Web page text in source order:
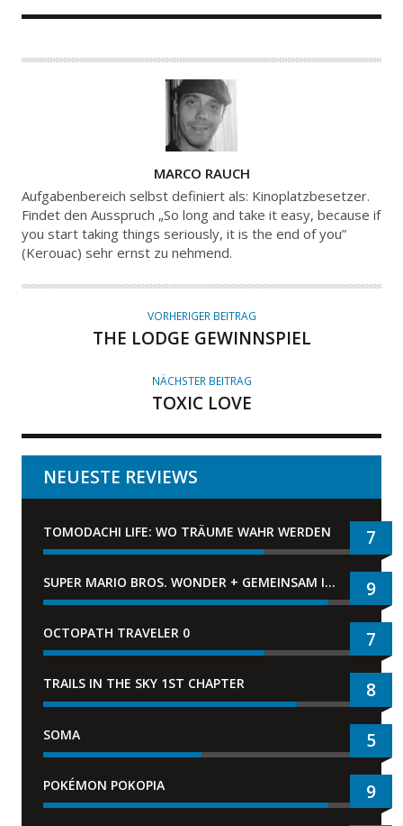
U
T
O
R
MARCO RAUCH
Aufgabenbereich selbst definiert als: Kinoplatzbesetzer.
Findet den Ausspruch „So long and take it easy, because if
you start taking things seriously, it is the end of you”
(Kerouac) sehr ernst zu nehmend.
VORHERIGER BEITRAG
THE LODGE GEWINNSPIEL
NÄCHSTER BEITRAG
TOXIC LOVE
NEUESTE REVIEWS
TOMODACHI LIFE: WO TRÄUME WAHR WERDEN 7
SUPER MARIO BROS. WONDER + GEMEINSAM IM BELLABEL-PARK 9
OCTOPATH TRAVELER 0 7
TRAILS IN THE SKY 1ST CHAPTER 8
SOMA 5
POKÉMON POKOPIA 9